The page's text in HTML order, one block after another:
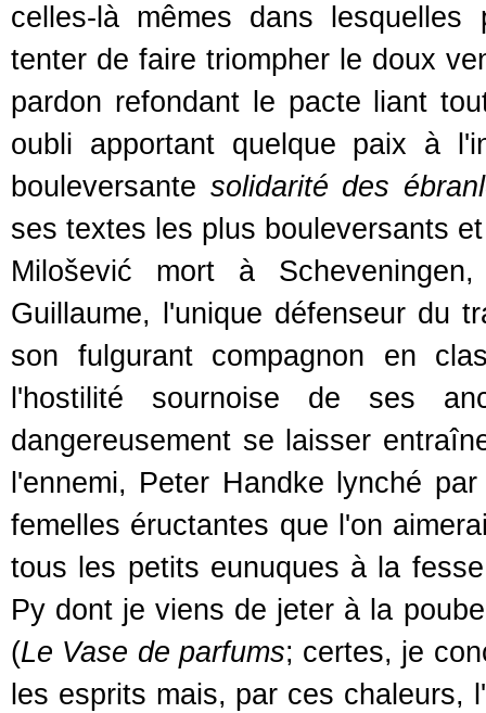
celles-là mêmes dans
tenter de faire triompher le doux
pardon refondant le pacte liant
oubli apportant quelque paix à
bouleversante solidarité des
ses textes les plus bouleversants
Milošević mort à
Guillaume, l'unique défenseur du
son fulgurant compagnon en
l'hostilité sournoise de ses
dangereusement se laisser
l'ennemi, Peter Handke lynché
femelles éructantes que l'on
tous les petits eunuques à la
Py dont je viens de jeter à la
(Le Vase de parfums; certes, je
les esprits mais, par ces chaleurs,